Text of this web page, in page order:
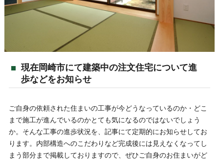
現在岡崎市にて建築中の注文住宅について進
歩などをお知らせ
ご自身の依頼された住まいの工事が今どうなっているのか・どこ
まで施工が進んでいるのかとても気になるのではないでしょう
か。そんな工事の進歩状況を、記事にて定期的にお知らせしてお
ります。内部構造へのこだわりなど完成後には見えなくなってし
まう部分まで掲載しておりますので、ぜひご自身のお住まいがど